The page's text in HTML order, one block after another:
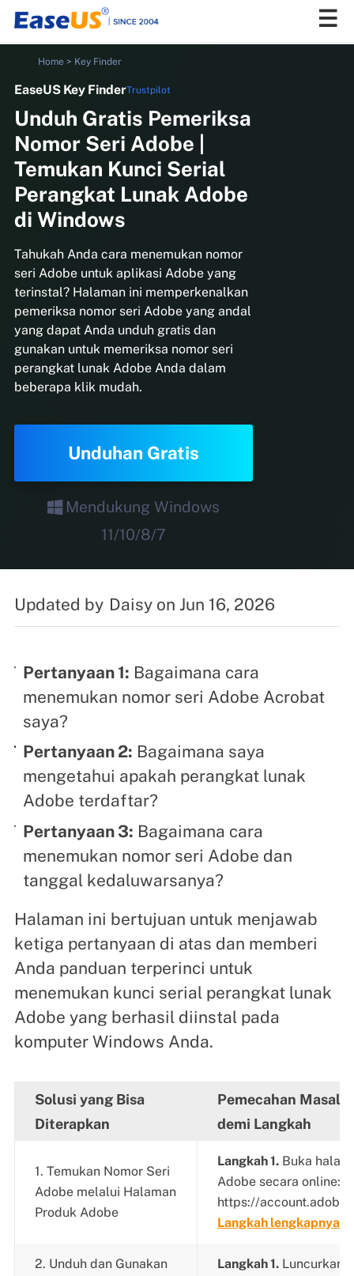
EaseUS
Home > Key Finder
EaseUS Key FinderTrustpilot
Unduh Gratis Pemeriksa
Nomor Seri Adobe |
Temukan Kunci Serial
Perangkat Lunak Adobe
di Windows
Tahukah Anda cara menemukan nomor
seri Adobe untuk aplikasi Adobe yang
terinstal? Halaman ini memperkenalkan
pemeriksa nomor seri Adobe yang andal
yang dapat Anda unduh gratis dan
gunakan untuk memeriksa nomor seri
perangkat lunak Adobe Anda dalam
beberapa klik mudah.
Unduhan Gratis
Mendukung Windows
11/10/8/7
Updated by Daisyon Jun 16, 2026
Pertanyaan 1: Bagaimana cara
menemukan nomor seri Adobe Acrobat
saya?
Pertanyaan 2: Bagaimana saya
mengetahui apakah perangkat lunak
Adobe terdaftar?
Pertanyaan 3: Bagaimana cara
menemukan nomor seri Adobe dan
tanggal kedaluwarsanya?
Halaman ini bertujuan untuk menjawab
ketiga pertanyaan di atas dan memberi
Anda panduan terperinci untuk
menemukan kunci serial perangkat lunak
Adobe yang berhasil diinstal pada
komputer Windows Anda.
Solusi yang Bisa
Diterapkan
Pemecahan
demi Langkah
1. Temukan Nomor Seri
Adobe melalui Halaman
Produk Adobe
Langkah 1.Buka
Adobe secara online:
https://
Langkah lengkapnya
2. Unduh dan Gunakan
Langkah 1.Luncurkan